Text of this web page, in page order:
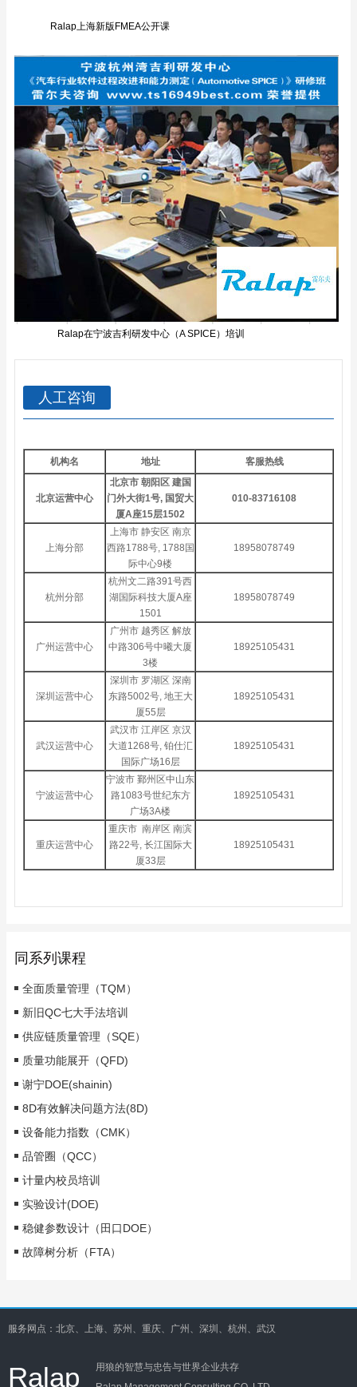
Ralap上海新版FMEA公开课
Ralap在宁波吉利研发中心（A SPICE）培训
人工咨询
机构名 地址 客服热线
北京运营中心
北京市 朝阳区 建国
门外大街1号, 国贸大
厦A座15层1502
010-83716108
上海分部
上海市 静安区 南京
西路1788号, 1788国
际中心9楼
18958078749
杭州分部
杭州文二路391号西
湖国际科技大厦A座
1501
18958078749
广州运营中心
广州市 越秀区 解放
中路306号中曦大厦
3楼
18925105431
深圳运营中心
深圳市 罗湖区 深南
东路5002号, 地王大
厦55层
18925105431
武汉运营中心
武汉市 江岸区 京汉
大道1268号, 铂仕汇
国际广场16层
18925105431
宁波运营中心
宁波市 鄞州区中山东
路1083号世纪东方
广场3A楼
18925105431
重庆运营中心
重庆市 南岸区 南滨
路22号, 长江国际大
厦33层
18925105431
同系列课程
全面质量管理（TQM）
新旧QC七大手法培训
供应链质量管理（SQE）
质量功能展开（QFD)
谢宁DOE(shainin)
8D有效解决问题方法(8D)
设备能力指数（CMK）
品管圈（QCC）
计量内校员培训
实验设计(DOE)
稳健参数设计（田口DOE）
故障树分析（FTA）
服务网点：北京、上海、苏州、重庆、广州、深圳、杭州、武汉
Ralap
用狼的智慧与忠告与世界企业共存